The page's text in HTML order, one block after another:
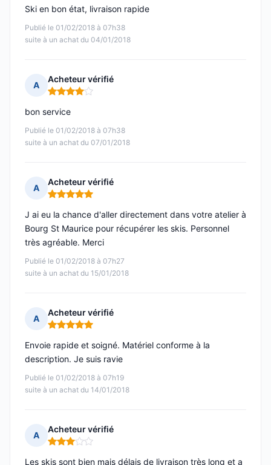
Publié le 01/02/2018 à 07h38
suite à un achat du 04/01/2018
Ski en bon état, livraison rapide
A
Acheteur vérifié
Note : 4 sur 5
Publié le 01/02/2018 à 07h38
suite à un achat du 07/01/2018
bon service
A
Acheteur vérifié
Note : 5 sur 5
Publié le 01/02/2018 à 07h27
suite à un achat du 15/01/2018
J ai eu la chance d'aller directement dans votre atelier à
Bourg St Maurice pour récupérer les skis. Personnel
très agréable. Merci
A
Acheteur vérifié
Note : 5 sur 5
Publié le 01/02/2018 à 07h19
suite à un achat du 14/01/2018
Envoie rapide et soigné. Matériel conforme à la
description. Je suis ravie
A
Acheteur vérifié
Note : 3 sur 5
Les skis sont bien mais délais de livraison très long et a